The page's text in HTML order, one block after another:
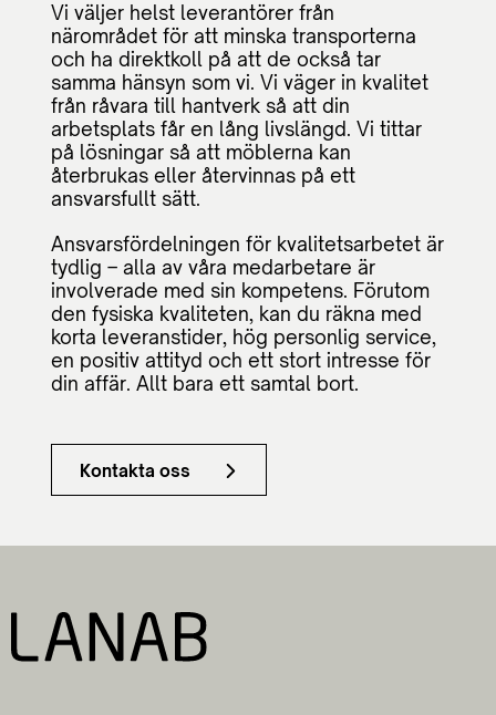
Vi väljer helst leverantörer från
närområdet för att minska transporterna
och ha direktkoll på att de också tar
samma hänsyn som vi. Vi väger in kvalitet
från råvara till hantverk så att din
arbetsplats får en lång livslängd. Vi tittar
på lösningar så att möblerna kan
återbrukas eller återvinnas på ett
ansvarsfullt sätt.
Ansvarsfördelningen för kvalitetsarbetet är
tydlig – alla av våra medarbetare är
involverade med sin kompetens. Förutom
den fysiska kvaliteten, kan du räkna med
korta leveranstider, hög personlig service,
en positiv attityd och ett stort intresse för
din affär. Allt bara ett samtal bort.
Kontakta oss